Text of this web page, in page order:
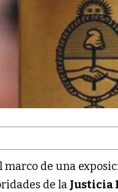
marco de una
de la Justicia